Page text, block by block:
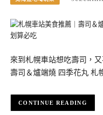
來到札幌車站想吃壽司，
壽司＆爐端燒 四季花丸
CONTINUE READING